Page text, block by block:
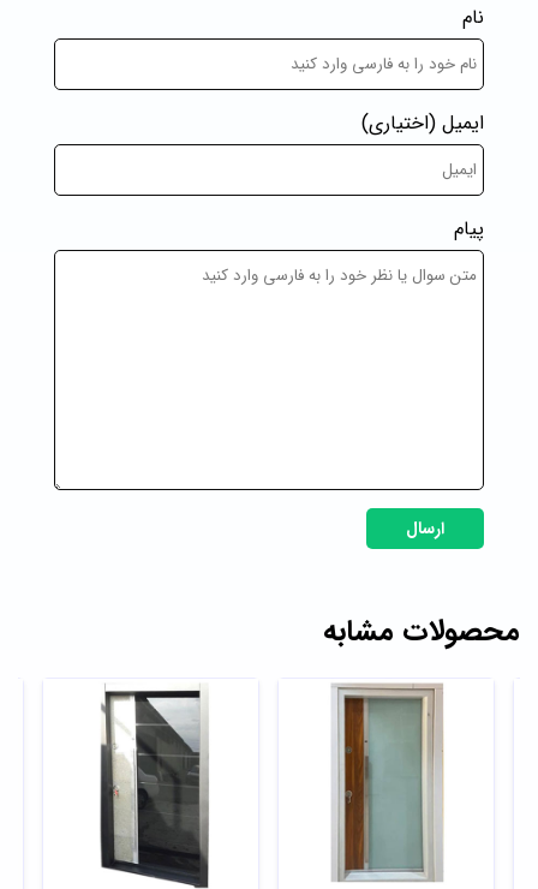
نام
ایمیل (اختیاری)
پیام
ارسال
محصولات مشابه